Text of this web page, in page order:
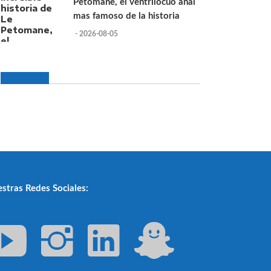
Petomane, el ventrilocuo anal
mas famoso de la historia
- 2026-08-05
Redes Sociales: